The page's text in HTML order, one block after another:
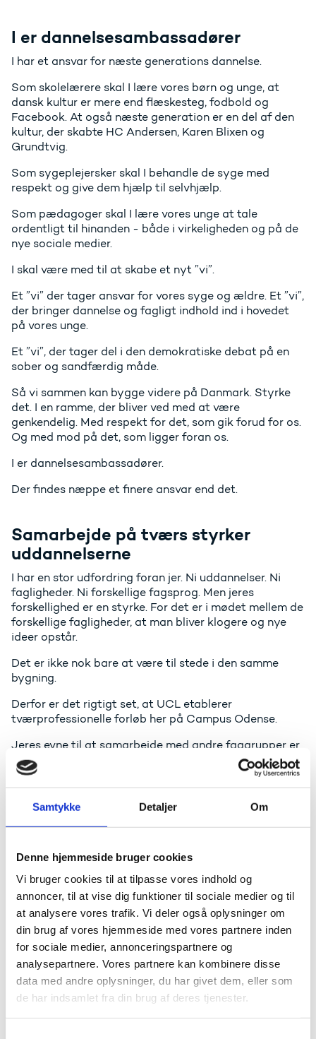
Samtykke Detaljer Om
Denne hjemmeside bruger cookies
Vi bruger cookies til at tilpasse vores indhold og
annoncer, til at vise dig funktioner til sociale medier og til
at analysere vores trafik. Vi deler også oplysninger om
din brug af vores hjemmeside med vores partnere inden
for sociale medier, annonceringspartnere og
analysepartnere. Vores partnere kan kombinere disse
data med andre oplysninger, du har givet dem, eller som
de har indsamlet fra din brug af deres tjenester.
I er dannelsesambassadører
I har et ansvar for næste generations dannelse.
Som skolelærere skal I lære vores børn og unge, at
dansk kultur er mere end flæskesteg, fodbold og
Facebook. At også næste generation er en del af den
kultur, der skabte HC Andersen, Karen Blixen og
Grundtvig.
Som sygeplejersker skal I behandle de syge med
respekt og give dem hjælp til selvhjælp.
Som pædagoger skal I lære vores unge at tale
ordentligt til hinanden - både i virkeligheden og på de
nye sociale medier.
I skal være med til at skabe et nyt ”vi”.
Et ”vi” der tager ansvar for vores syge og ældre. Et ”vi”,
der bringer dannelse og fagligt indhold ind i hovedet
på vores unge.
Et ”vi”, der tager del i den demokratiske debat på en
sober og sandfærdig måde.
Så vi sammen kan bygge videre på Danmark. Styrke
det. I en ramme, der bliver ved med at være
genkendelig. Med respekt for det, som gik forud for os.
Og med mod på det, som ligger foran os.
I er dannelsesambassadører.
Der findes næppe et finere ansvar end det.
Samarbejde på tværs styrker
uddannelserne
I har en stor udfordring foran jer. Ni uddannelser. Ni
fagligheder. Ni forskellige fagsprog. Men jeres
forskellighed er en styrke. For det er i mødet mellem de
forskellige fagligheder, at man bliver klogere og nye
ideer opstår.
Det er ikke nok bare at være til stede i den samme
bygning.
Derfor er det rigtigt set, at UCL etablerer
tværprofessionelle forløb her på Campus Odense.
Jeres evne til at samarbejde med andre faggrupper er
efterlyst på arbejdsmarkedet.
Der er brug for, at læreren taler med pædagogen, hvis
et barn ikke trives.
Og der er brug for, at sygeplejersken og
genoptræning for en patient.
I skal ville tværfagligheden og prioritere den i
hverdagen. Kun ad den vej får I skabt et solidt
fundament for et samarbejde, der kan bruges på den
anden side af murene.
Ude i virkeligheden.
I krydsfeltet mellem teori og
praksis